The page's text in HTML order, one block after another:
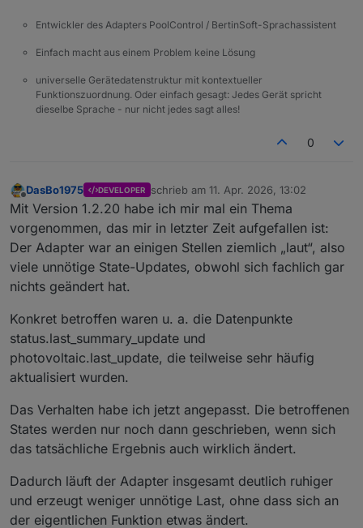
Entwickler des Adapters PoolControl / BertinSoft-Sprachassistent
Einfach macht aus einem Problem keine Lösung
universelle Gerätedatenstruktur mit kontextueller
Funktionszuordnung. Oder einfach gesagt: Jedes Gerät spricht
dieselbe Sprache - nur nicht jedes sagt alles!
0
Offline
DasBo1975 DEVELOPER schrieb am 11. Apr. 2026, 13:02
zuletzt editiert von
Mit Version 1.2.20 habe ich mir mal ein Thema
vorgenommen, das mir in letzter Zeit aufgefallen ist:
Der Adapter war an einigen Stellen ziemlich „laut“, also
viele unnötige State-Updates, obwohl sich fachlich gar
nichts geändert hat.
Konkret betroffen waren u. a. die Datenpunkte
status.last_summary_update und
photovoltaic.last_update, die teilweise sehr häufig
aktualisiert wurden.
Das Verhalten habe ich jetzt angepasst. Die betroffenen
States werden nur noch dann geschrieben, wenn sich
das tatsächliche Ergebnis auch wirklich ändert.
Dadurch läuft der Adapter insgesamt deutlich ruhiger
und erzeugt weniger unnötige Last, ohne dass sich an
der eigentlichen Funktion etwas ändert.